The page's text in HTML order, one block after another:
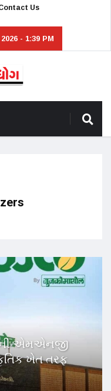
Us
- 1:39 PM
એમએનજી
ખેત તરફ